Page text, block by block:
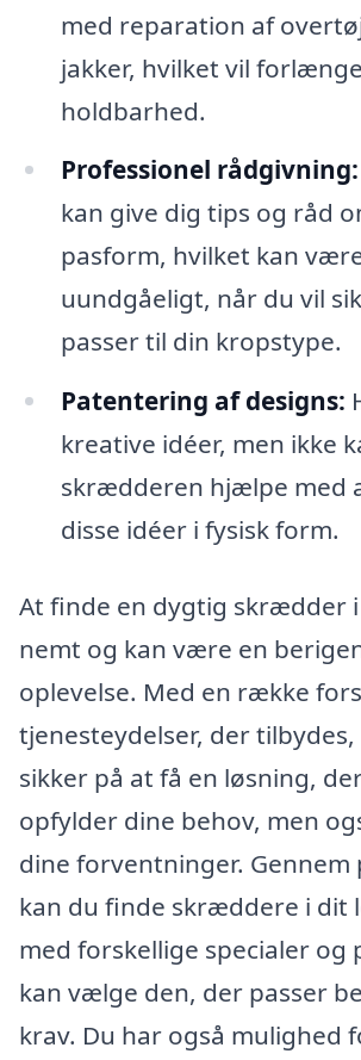
med reparation af
jakker, hvilket vil
holdbarhed.
Professionel rådgivning:
kan give dig tips og råd
pasform, hvilket kan
uundgåeligt, når du vil
passer til din kropstype.
Patentering af designs:
kreative idéer, men ikke
skrædderen hjælpe med
disse idéer i fysisk form.
At finde en dygtig skrædder
nemt og kan være en
oplevelse. Med en række
tjenesteydelser, der
sikker på at få en løsning,
opfylder dine behov, men
dine forventninger.
kan du finde skræddere i dit
med forskellige specialer og
kan vælge den, der passer
krav. Du har også mulighed